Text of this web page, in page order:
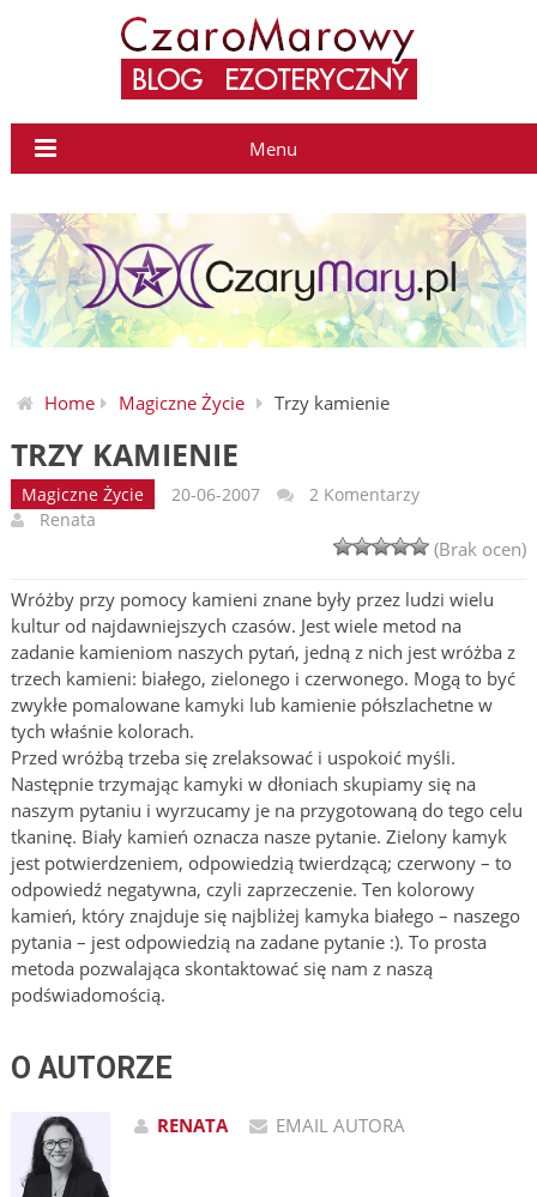
Menu
Home Magiczne Życie Trzy kamienie
TRZY KAMIENIE
Magiczne Życie 20-06-2007
2 Komentarzy
Renata
(Brak ocen)
Wróżby przy pomocy kamieni znane były przez ludzi wielu
kultur od najdawniejszych czasów. Jest wiele metod na
zadanie kamieniom naszych pytań, jedną z nich jest wróżba z
trzech kamieni: białego, zielonego i czerwonego. Mogą to być
zwykłe pomalowane kamyki lub kamienie półszlachetne w
tych właśnie kolorach.
Przed wróżbą trzeba się zrelaksować i uspokoić myśli.
Następnie trzymając kamyki w dłoniach skupiamy się na
naszym pytaniu i wyrzucamy je na przygotowaną do tego celu
tkaninę. Biały kamień oznacza nasze pytanie. Zielony kamyk
jest potwierdzeniem, odpowiedzią twierdzącą; czerwony – to
odpowiedź negatywna, czyli zaprzeczenie. Ten kolorowy
kamień, który znajduje się najbliżej kamyka białego – naszego
pytania – jest odpowiedzią na zadane pytanie :). To prosta
metoda pozwalająca skontaktować się nam z naszą
podświadomością.
O AUTORZE
RENATA EMAIL AUTORA